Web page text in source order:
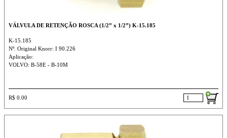
VÁLVULA DE RETENÇÃO ROSCA (1/2” x 1/2”) K-15.185
K-15.185
Nº. Original Knorr: I 90.226
Aplicação:
VOLVO: B-58E - B-10M
R$ 0.00